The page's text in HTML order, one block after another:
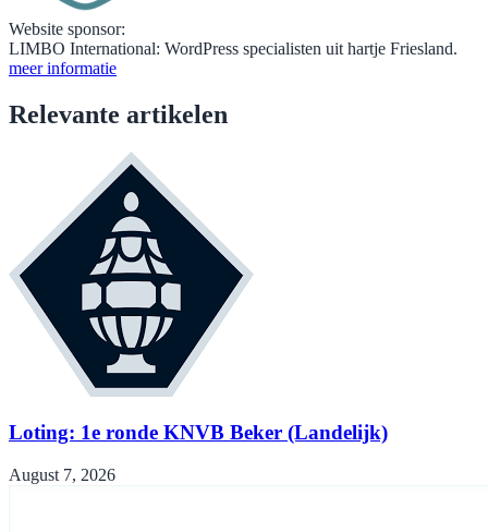
Website sponsor:
LIMBO International: WordPress specialisten uit hartje Friesland.
meer informatie
Relevante artikelen
Loting: 1e ronde KNVB Beker (Landelijk)
August 7, 2026